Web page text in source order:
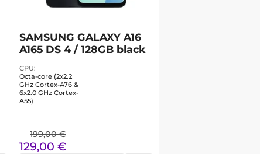
SAMSUNG GALAXY A16
A165 DS 4 / 128GB black
CPU
Octa-core (2x2.2
GHz Cortex-A76 &
6x2.0 GHz Cortex-
A55)
199,00 €
129,00 €